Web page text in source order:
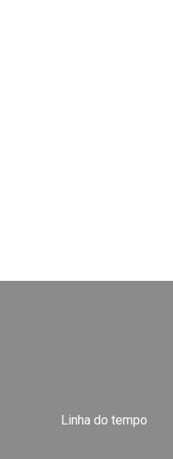
Linha do tempo